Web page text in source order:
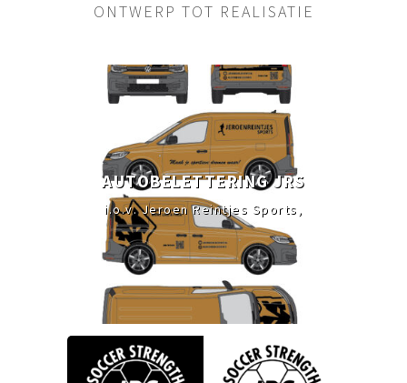
ONTWERP TOT REALISATIE
AUTOBELETTERING JRS
i.o.v. Jeroen Reintjes Sports,